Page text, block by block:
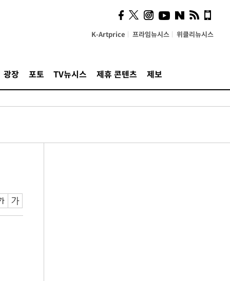
K-Artprice 프라임뉴시스 위클리뉴시스
광장 포토 TV뉴시스 제휴 콘텐츠 제보